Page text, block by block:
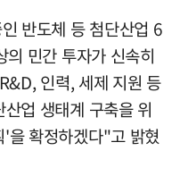
반도체 등 첨단산업 6
민간 투자가 신속히
인력, 세제 지원 등
업 생태계 구축을 위
을 확정하겠다"고 밝혔